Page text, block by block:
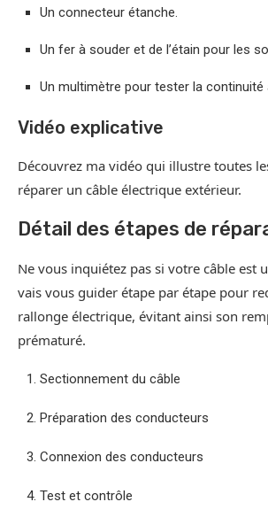
Un connecteur étanche.
Un fer à souder et de l’étain pour les
Un multimètre pour tester la continuité
Vidéo explicative
Découvrez ma vidéo qui illustre toutes
réparer un câble électrique extérieur.
Détail des étapes de
Ne vous inquiétez pas si votre câble est
vais vous guider étape par étape pour
rallonge électrique, évitant ainsi son
prématuré.
Sectionnement du câble
Préparation des conducteurs
Connexion des conducteurs
Test et contrôle